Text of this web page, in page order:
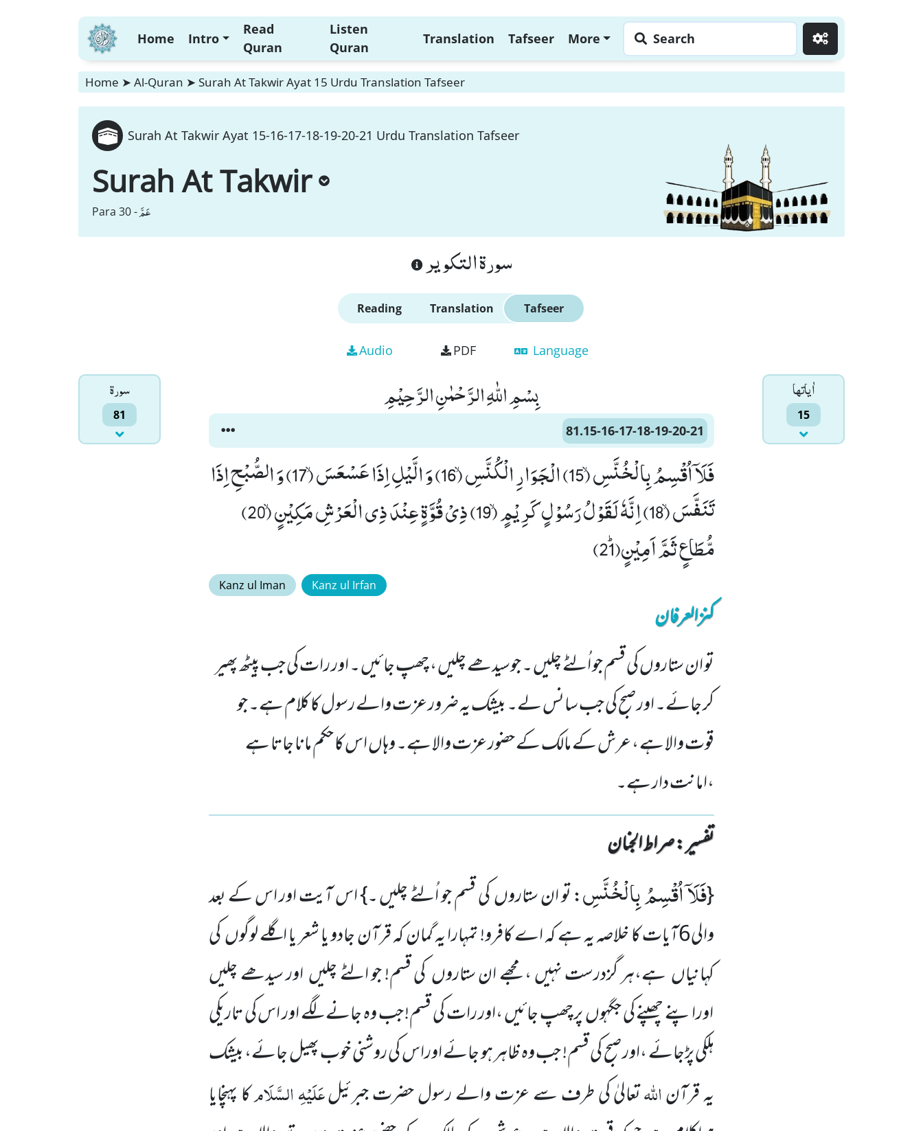
Home Intro
Read
Quran
Listen
Quran
Translation Tafseer More Search
Home ➤ Al-Quran ➤ Surah At Takwir Ayat 15 Urdu Translation Tafseer
Surah At Takwir Ayat 15-16-17-18-19-20-21 Urdu Translation Tafseer
Surah At Takwir
Para 30 -عَمَّ
سورة التكوير
Reading Translation Tafseer
Audio PDF Language
سورۃ
81
اٰياتها
15
بِسْمِ اللّٰهِ الرَّحْمٰنِ الرَّحِیْمِ
81.15-16-17-18-19-20-21
فَلَاۤ اُقْسِمُ بِالْخُنَّسِۙ (15) الْجَوَارِ الْكُنَّسِۙ (16) وَ الَّیْلِ اِذَا عَسْعَسَۙ (17) وَ الصُّبْحِ اِذَا
تَنَفَّسَۙ (18) اِنَّهٗ لَقَوْلُ رَسُوْلٍ كَرِیْمٍۙ (19) ذِیْ قُوَّةٍ عِنْدَ ذِی الْعَرْشِ مَكِیْنٍۙ (20)
مُّطَاعٍ ثَمَّ اَمِیْنٍﭤ(21)
Kanz ul Iman Kanz ul Irfan
کنزالعرفان
تو ان ستاروں کی قسم جو اُلٹے چلیں ۔ جوسیدھے چلیں ، چھپ جائیں ۔ اور رات کی جب پیٹھ پھیر
کر جائے۔ اور صبح کی جب سانس لے۔ بیشک یہ ضرور عزت والے رسول کا کلام ہے۔ جو
قوت والا ہے ، عرش کے مالک کے حضور عزت والا ہے۔ وہاں اس کا حکم مانا جاتا ہے
،امانت دار ہے۔
تفسیر : ‎صراط الجنان
{فَلَاۤ اُقْسِمُ بِالْخُنَّسِ: تو ان ستاروں کی قسم جو اُلٹے چلیں ۔} اس آیت اور اس کے بعد
والی6آیات کا خلاصہ یہ ہے کہ اے کافرو! تمہارا یہ گمان کہ قرآن جادو یا شعر یا اگلے لوگوں کی
کہانیاں ہے،ہر گزدرست نہیں ، مجھے ان ستاروں کی قسم! جو الٹے چلیں اور سیدھے چلیں
اوراپنے چھپنے کی جگہوں پرچھپ جائیں ،اور رات کی قسم! جب وہ جانے لگے اور اس کی تاریکی
ہلکی پڑجائے ،اور صبح کی قسم! جب وہ ظاہر ہو جائے اوراس کی روشنی خوب پھیل جائے، بیشک
یہ قرآناللّٰہتعالیٰ کی طرف سے عزت والے رسول حضرت جبرئیلعَلَیْہِ السَّلَامکا پہنچایا